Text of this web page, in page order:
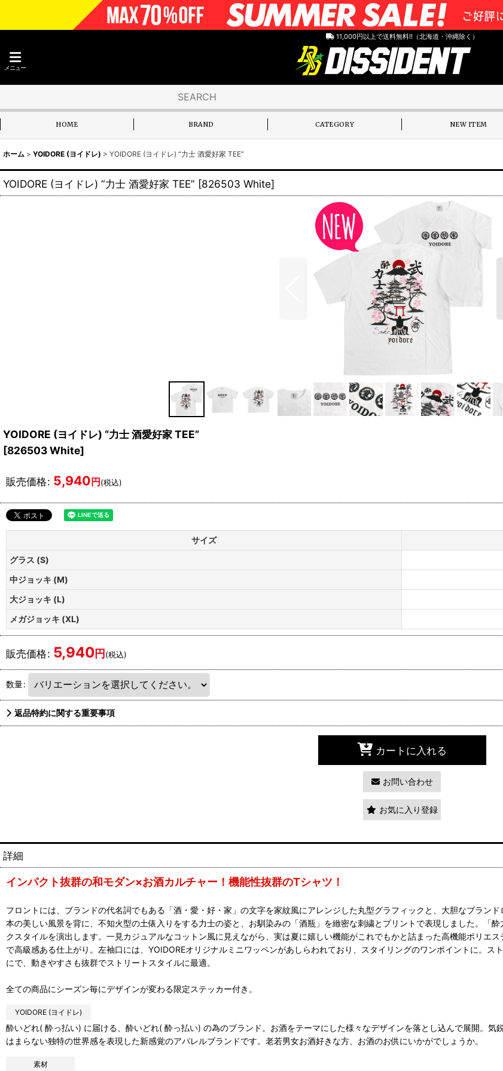
11,000円以上で送料無料!!（北海道・沖縄除く）
メニュー
HOME BRAND CATEGORY NEW ITEM
ホーム > YOIDORE (ヨイドレ) > YOIDORE (ヨイドレ) “力士 酒愛好家 TEE”
YOIDORE (ヨイドレ) “力士 酒愛好家 TEE” [826503 White]
YOIDORE (ヨイドレ) “力士 酒愛好家 TEE”
[826503 White]
販売価格: 5,940 円 (税込)
サイズ
グラス (S)
中ジョッキ (M)
大ジョッキ (L)
メガジョッキ (XL)
販売価格: 5,940円(税込)
数量:
返品特約に関する重要事項
カートに入れる
お問い合わせ
お気に入り登録
詳細
インパクト抜群の和モダン×お酒カルチャー！機能性抜群のTシャツ！
フロントには、ブランドの代名詞でもある「酒・愛・好・家」の文字を家紋風にアレンジした丸型グラフィックと、大胆なブラン
本の美しい風景を背に、不知火型の土俵入りをする力士の姿と、お馴染みの「酒瓶」を緻密な刺繍とプリントで表現しました。「
クスタイルを演出します。一見カジュアルなコットン風に見えながら、実は夏に嬉しい機能がこれでもかと詰まった高機能ポリエ
で高級感ある仕上がり。左袖口には、YOIDOREオリジナルミニワッペンがあしらわれており、スタイリングのワンポイントに。
にで、動きやすさも抜群でストリートスタイルに最適。
全ての商品にシーズン毎にデザインが変わる限定ステッカー付き。
YOIDORE (ヨイドレ)
酔いどれ( 酔っ払い) に届ける、酔いどれ( 酔っ払い) の為のブランド。お酒をテーマにした様々なデザインを落とし込んで展開。
はまらない独特の世界感を表現した新感覚のアパレルブランドです。老若男女お酒好きな方、お酒のお供にいかがでしょうか。
素材